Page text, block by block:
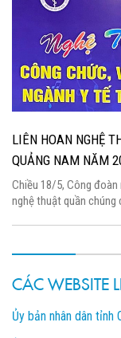
LIÊN HOAN NGHỆ
QUẢNG NAM NĂM
Chiều 18/5, Công
nghệ thuật quần
CÁC WEBSITE
Ủy bản nhân dân tỉnh